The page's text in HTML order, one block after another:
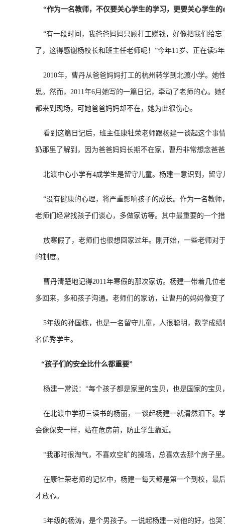
“作为一名教师，不仅要关心学生的学习，更要关心学生的
“有一段时间，我爸爸妈妈只顾打工赚钱，好像把我们给
了，这得感谢杨校长和班主任老师呢！”今年11岁、正在读
2010年，曹丹从爸爸妈妈打工的杭州转学到北渡小学。她
思。然而，2011年6月她写的一篇日记，牵动了老师的心。
都来到现场，可她爸爸妈妈却不在，她为此很伤心。
看到这篇日记后，班主任康牡荣老师跟杨建一谈起这个事
奶那里了解到，因为爸爸妈妈长期不在家，曹丹非常想念爸
北渡中心小学有4成学生是留守儿童。杨建一意识到，留守
“没有健康的心理，将严重影响孩子的成长。作为一名教师
老师们经常找孩子们谈心，多做家访等。其中最重要的一个
放寒假了，老师们也很想回家过年。刚开始，一些老师对
的制度。
曹丹清楚地记得2011年寒假的那次家访。杨建一带着几位
多回来，多和孩子沟通。老师们的家访，让曹丹的妈妈像变
5年级的孙国栋，也是一名留守儿童，人很聪明，数学成绩
名优秀学生。
“孩子们的安全比什么都重要”
杨建一常说：“每个孩子都是家里的宝贝，也是国家的宝
在北渡中学初三读书的杨丽，一谈起杨建一就潸然泪下。
会像保安一样，站在危房前，防止学生靠近。
“我那时很淘气，不喜欢空旷的操场，总喜欢去那个房子里
在康牡荣老师的记忆中，杨建一每天都是第一个到校，最
才放心。
5年级的杨涛，是个男孩子。一说起杨建一对他的好，也